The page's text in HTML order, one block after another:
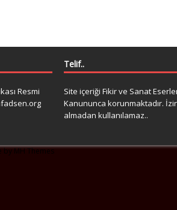
Resmi
Telif..
Site içeriği Fikir ve Sanat
Kanununca korunmaktadır.
almadan kullanılamaz..
byMH Themes